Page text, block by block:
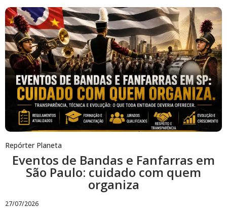
Repórter Planeta
Eventos de Bandas e Fanfarras em
São Paulo: cuidado com quem
organiza
27/07/2026